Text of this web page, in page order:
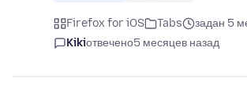
Firefox for iOS Tabs
задан 5
Kikiотвечено5 месяцев назад